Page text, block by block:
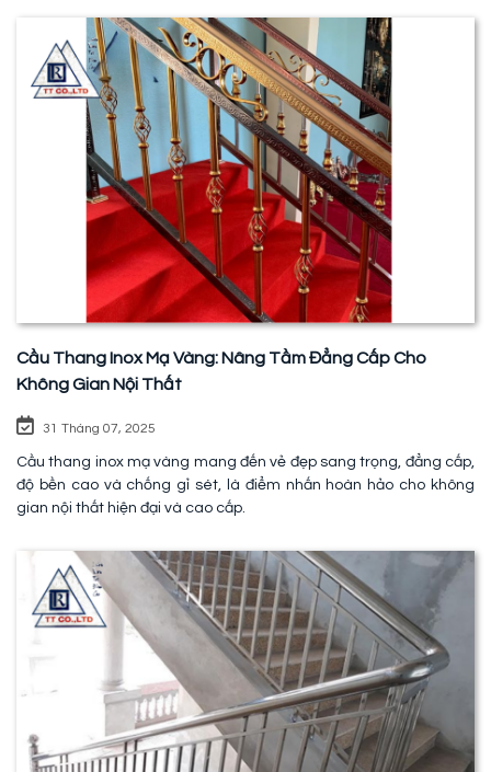
Cầu Thang Inox Mạ Vàng: Nâng Tầm Đẳng Cấp Cho
Không Gian Nội Thất
31 Tháng 07, 2025
Cầu thang inox mạ vàng mang đến vẻ đẹp sang trọng, đẳng cấp,
độ bền cao và chống gỉ sét, là điểm nhấn hoàn hảo cho không
gian nội thất hiện đại và cao cấp.